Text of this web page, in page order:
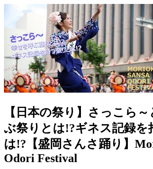
【日本の祭り】さっこら
ぶ祭りとは!?ギネス記録を
は!?【盛岡さんさ踊り】
Odori Festival